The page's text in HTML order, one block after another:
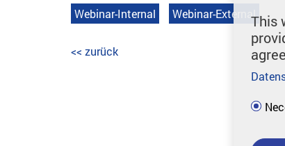
Webinar-Internal Webinar-External
<< zurück
This